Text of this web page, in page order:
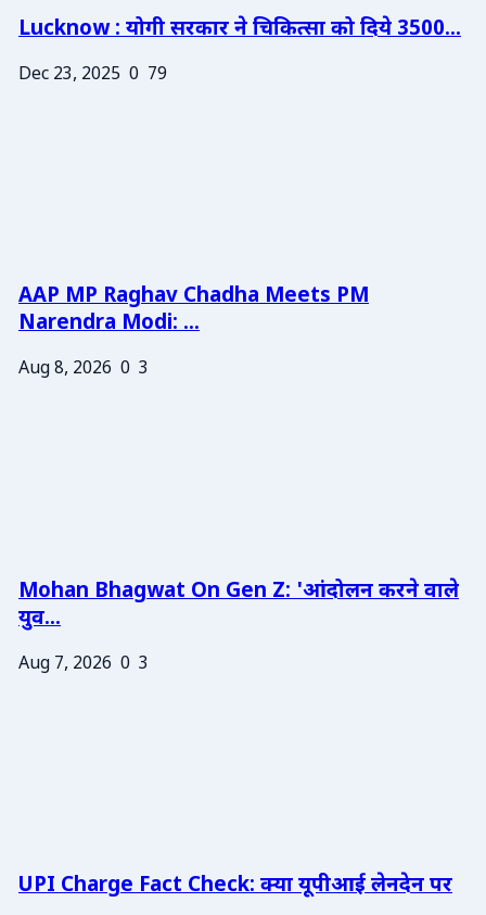
Lucknow : योगी सरकार ने चिकित्सा को दिये 3500...
Dec 23, 2025 0 79
AAP MP Raghav Chadha Meets PM
Narendra Modi: ...
Aug 8, 2026 0 3
Mohan Bhagwat On Gen Z: 'आंदोलन करने वाले
युव...
Aug 7, 2026 0 3
UPI Charge Fact Check: क्या यूपीआई लेनदेन पर